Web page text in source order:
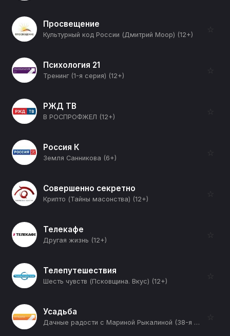
Просвещение
Культурный код России (Дмитрий Моор) (12+)
☆
Психология 21
Тренинг (1-я серия) (12+)
☆
РЖД ТВ
В РОСПРОФЖЕЛ (12+)
☆
Россия К
Земля Санникова (6+)
☆
Совершенно секретно
Крипто (Тайны масонства) (12+)
☆
Телекафе
Другая жизнь (12+)
☆
Телепутешествия
Шесть чувств (Псковщина. Вкус) (12+)
☆
Усадьба
Дачные радости с Мариной Рыкалиной (38-я серия) (12+)
☆